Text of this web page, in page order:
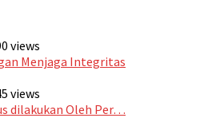
views
Menjaga Integritas
views
dilakukan Oleh Per…